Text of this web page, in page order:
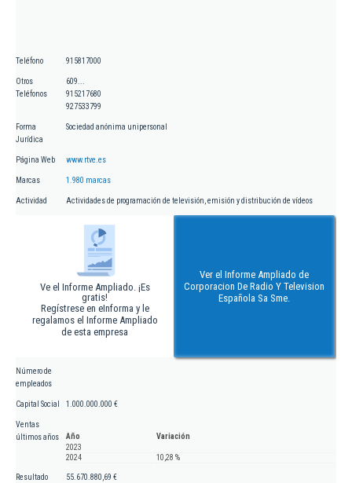
Teléfono 915817000
Otros
Teléfonos
609...
915217680
927533799
Forma
Jurídica
Sociedad anónima unipersonal
Página Web www.rtve.es
Marcas 1.980 marcas
Actividad Actividades de programación de televisión, emisión y distribución de vídeos
Ve el Informe Ampliado. ¡Es
gratis!
Regístrese en eInforma y le
regalamos el Informe Ampliado
de esta empresa
Ver el Informe Ampliado de
Corporacion De Radio Y Television
Española Sa Sme.
Número de
empleados
Capital Social 1.000.000.000 €
Ventas
últimos años
Año
Variación
2023
2024
10,28 %
Resultado
55.670.880,69 €